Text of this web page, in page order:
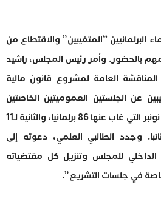
البرلمانيين “المتغيبين” والاقتطاع من
بالحضور. وأمر رئيس المجلس، راشيد
العامة لمشروع قانون مالية
عن الجلستين العموميتين الخاصتين
بالأسئلة الشفوية، الأولى لـ 4 نونبر التي غاب عنها 86 برلمانيا، والثانية لـ11
التي تغيب عنها 73 نائبا. وجدد الطالبي العلمي، دعوته إلى
الداخلي للمجلس وتنزيل كل مقتضياته
في جلسات التشريع”.